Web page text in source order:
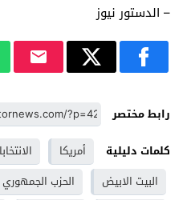
– الدستور نيوز
رابط مختصر
كلمات دليلية
أمريكا
البيت الابيض
الحزب الجمهوري